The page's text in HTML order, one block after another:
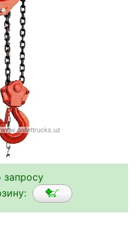
запросу